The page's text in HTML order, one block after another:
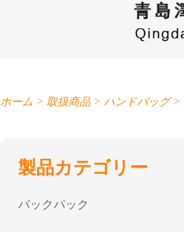
ホーム > 取扱商品 > ハンドバッグ>
製品カテゴリー
バックパック